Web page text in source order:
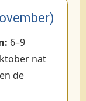
6–9
nat
de